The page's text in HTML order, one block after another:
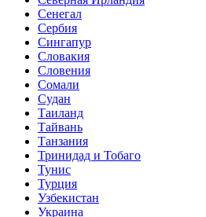
Сенегал
Сербия
Сингапур
Словакия
Словения
Сомали
Судан
Таиланд
Тайвань
Танзания
Тринидад и Тобаго
Тунис
Турция
Узбекистан
Украина